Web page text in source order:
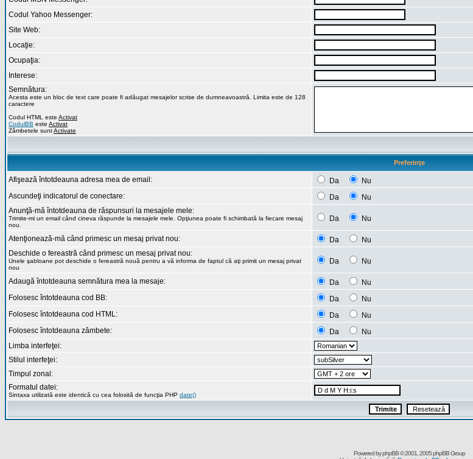
Codul Yahoo Messenger:
Site Web:
Locaţie:
Ocupaţia:
Interese:
Semnătura:
Acesta este un bloc de text care poate fi adăugat mesajelor scrise de dumneavoastră. Limita este de 128
caractere
Codul HTML este Activat
CodulBB este Activat
Zâmbetele suntActivate
Preferinţe
Afişează întotdeauna adresa mea de email: Da
Nu
Ascundeţi indicatorul de conectare:
Da
Nu
Anunţă-mă întotdeauna de răspunsuri la mesajele mele:
Trimite-mi un email când cineva răspunde la mesajele mele. Opţiunea poate fi schimbată la fiecare mesaj
nou.
Da Nu
Atenţionează-mă când primesc un mesaj privat nou: Da
Nu
Deschide o fereastră când primesc un mesaj privat nou:
Unele şabloane pot deschide o fereastră nouă pentru a vă informa de faptul că aţi primit un mesaj privat
nou
Da Nu
Adaugă întotdeauna semnătura mea la mesaje: Da
Nu
Folosesc întotdeauna cod BB:
Da
Nu
Folosesc întotdeauna cod HTML:
Da
Nu
Folosesc întotdeauna zâmbete:
Da
Nu
Limba interfeţei:
Stilul interfeţei:
Timpul zonal:
Formatul datei:
Sintaxa utilizată este identică cu cea folosită de funcţia PHP date()
Powered byphpBB© 2001, 2005 phpBB Group